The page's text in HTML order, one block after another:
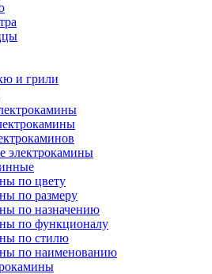
и грили
электрокамины
по цвету
по размеру
по назначению
по функционалу
по стилю
по наименованию